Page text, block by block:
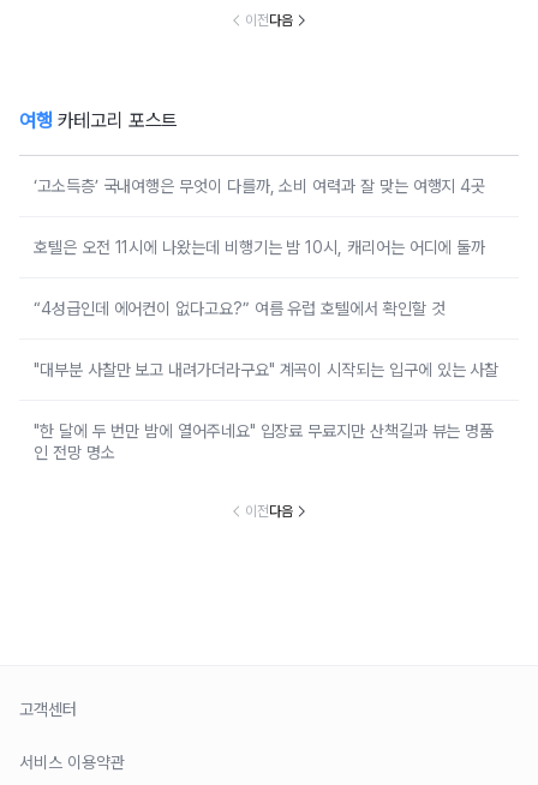
이전다음
여행 카테고리 포스트
‘고소득층’ 국내여행은 무엇이 다를까, 소비 여력과 잘 맞는 여행지 4곳
호텔은 오전 11시에 나왔는데 비행기는 밤 10시, 캐리어는 어디에 둘까
“4성급인데 에어컨이 없다고요?” 여름 유럽 호텔에서 확인할 것
"대부분 사찰만 보고 내려가더라구요" 계곡이 시작되는 입구에 있는 사찰
"한 달에 두 번만 밤에 열어주네요" 입장료 무료지만 산책길과 뷰는 명품
인 전망 명소
이전다음
고객센터
서비스 이용약관